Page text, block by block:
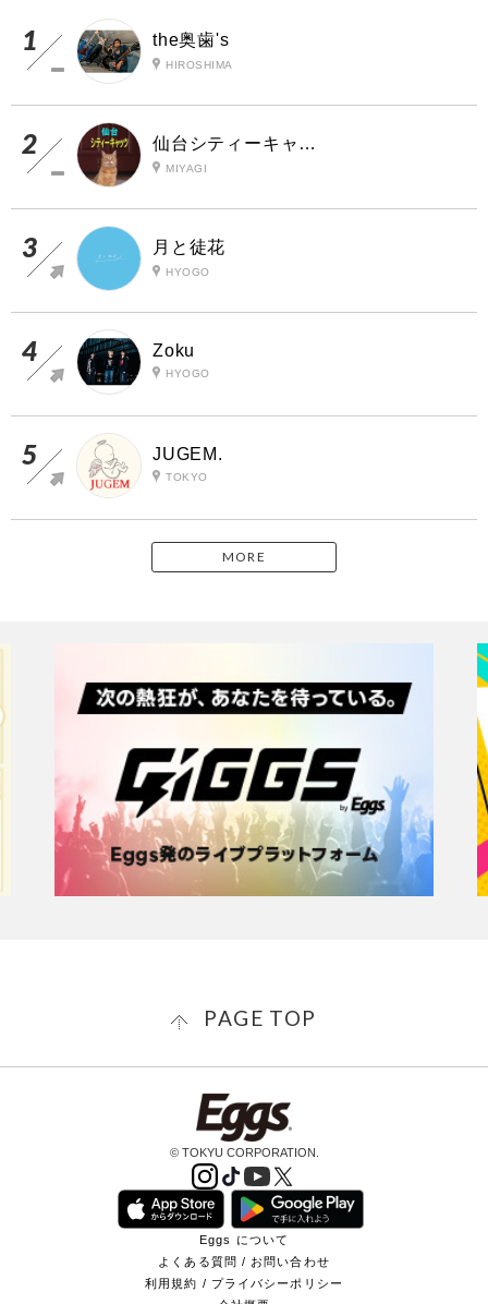
the奥歯's
HIROSHIMA
仙台シティーキャッツ
MIYAGI
月と徒花
HYOGO
Zoku
HYOGO
JUGEM.
TOKYO
MORE
PAGE TOP
© TOKYU CORPORATION.
Eggs について
よくある質問 / お問い合わせ
利用規約 / プライバシーポリシー